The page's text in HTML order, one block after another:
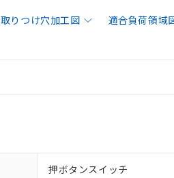
取りつけ穴加工図 適合負荷領域
押ボタンスイッチ